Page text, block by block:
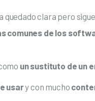
quedado clara pero
comunes de los
un sustituto de un
usary con mucho